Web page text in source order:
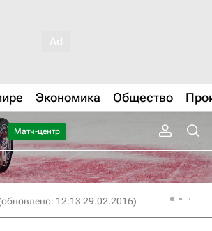
Экономика Общество
Матч-центр
12:13 29.02.2016)